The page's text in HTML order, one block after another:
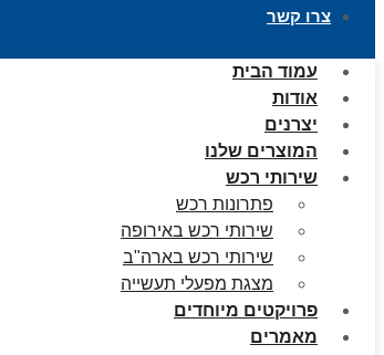
צרו קשר
עמוד הבית
אודות
יצרנים
המוצרים שלנו
שירותי רכש
פתרונות רכש
שירותי רכש באירופה
שירותי רכש בארה"ב
מצגת מפעלי תעשייה
פרויקטים מיוחדים
מאמרים